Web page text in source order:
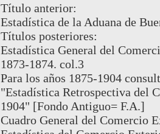
Título anterior:
Estadística de la Aduana de
Títulos posteriores:
Estadística General del
1873-1874. col.3
Para los años 1875-1904
"Estadística Retrospectiva del
1904" [Fondo Antiguo= F.A.]
Cuadro General del Comercio